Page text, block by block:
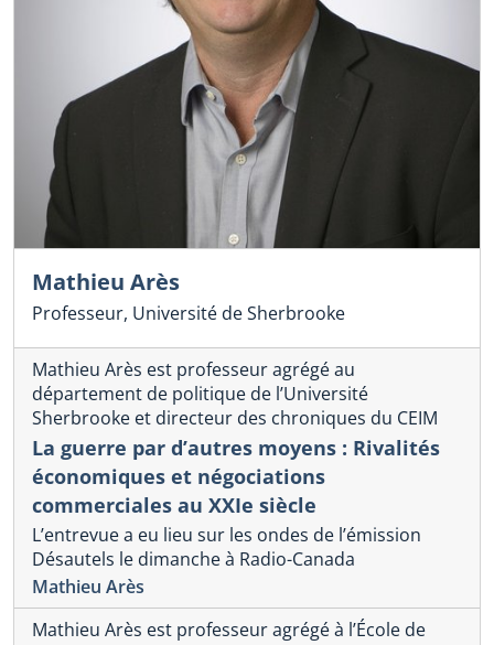
Mathieu Arès
Professeur, Université de Sherbrooke
Mathieu Arès est professeur agrégé au
département de politique de l’Université
Sherbrooke et directeur des chroniques du CEIM
La guerre par d’autres moyens : Rivalités
économiques et négociations
commerciales au XXIe siècle
L’entrevue a eu lieu sur les ondes de l’émission
Désautels le dimanche à Radio-Canada
Mathieu Arès
Mathieu Arès est professeur agrégé à l’École de